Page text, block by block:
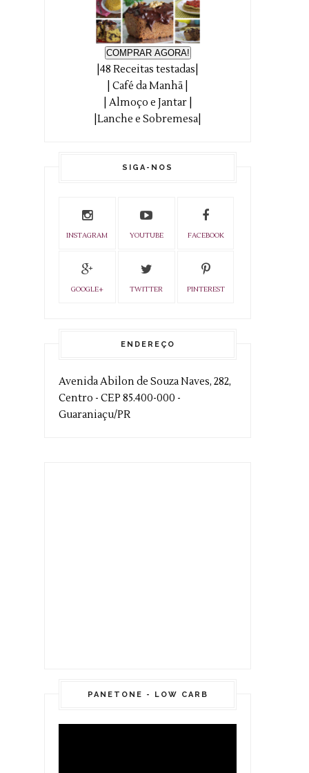
COMPRAR AGORA!
|48 Receitas testadas|
| Café da Manhã |
| Almoço e Jantar |
|Lanche e Sobremesa|
SIGA-NOS
INSTAGRAM YOUTUBE FACEBOOK
GOOGLE+ TWITTER PINTEREST
ENDEREÇO
Avenida Abilon de Souza Naves, 282,
Centro - CEP 85.400-000 -
Guaraniaçu/PR
PANETONE - LOW CARB